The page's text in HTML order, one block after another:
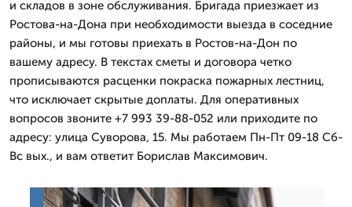
и складов в зоне обслуживания. Бригада приезжает из
Ростова-на-Дона при необходимости выезда в соседние
районы, и мы готовы приехать в Ростов-на-Дон по
вашему адресу. В текстах сметы и договора четко
прописываются расценки покраска пожарных лестниц,
что исключает скрытые доплаты. Для оперативных
вопросов звоните +7 993 39-88-052 или приходите по
адресу: улица Суворова, 15. Мы работаем Пн-Пт 09-18 Сб-
Вс вых., и вам ответит Борислав Максимович.